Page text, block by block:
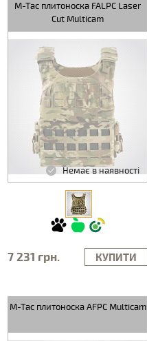
M-Tac плитоноска FALPC Laser
Cut Multicam
Немає в наявності
7 231 грн. КУПИТИ
M-Tac плитоноска AFPC Multicam